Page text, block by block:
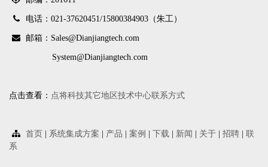
电话：021-37620451/15800384903（朱工）
邮箱：Sales@Dianjiangtech.com
System@Dianjiangtech.com
点击查看： 点将科技其它地区技术中心联系方式
首页 系统集成方案 产品 案例 下载 新闻 关于 招聘
联
系